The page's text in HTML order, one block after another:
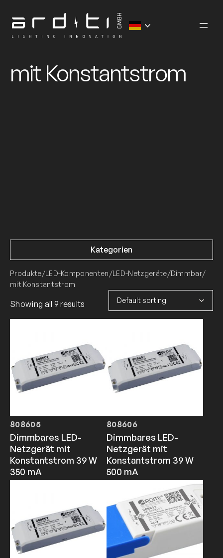
Inhalt
springen
mit Konstantstrom
Kategorien
Produkte/LED-Komponenten/LED-Netzgeräte/Dimmbar/
mit Konstantstrom
Showing all 9 results
808605
Dimmbares LED-
Netzgerät mit
Konstantstrom 39 W
350 mA
808606
Dimmbares LED-
Netzgerät mit
Konstantstrom 39 W
500 mA